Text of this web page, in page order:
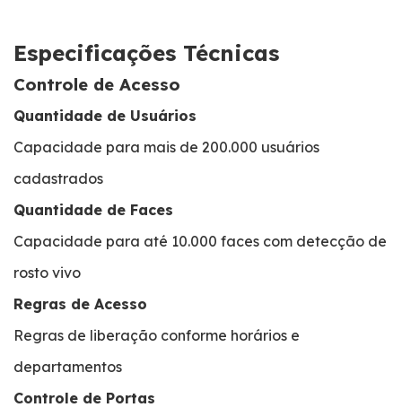
Especificações Técnicas
Controle de Acesso
Quantidade de Usuários
Capacidade para mais de 200.000 usuários
cadastrados
Quantidade de Faces
Capacidade para até 10.000 faces com detecção de
rosto vivo
Regras de Acesso
Regras de liberação conforme horários e
departamentos
Controle de Portas